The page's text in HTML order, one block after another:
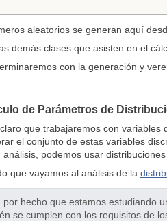
aleatorios se generan aquí
demás clases que asisten en el
con la generación y
de Parámetros de
que trabajaremos con variables
el conjunto de estas variables
análisis, podemos usar
que vayamos al análisis de la
por hecho que estamos estudiando
se cumplen con los requisitos de